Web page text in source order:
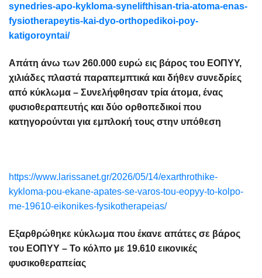
synedries-apo-kykloma-synelifthisan-tria-atoma-enas-
fysiotherapeytis-kai-dyo-orthopedikoi-poy-
katigoroyntai/
Απάτη άνω των 260.000 ευρώ εις βάρος του ΕΟΠΥΥ,
χιλιάδες πλαστά παραπεμπτικά και δήθεν συνεδρίες
από κύκλωμα – Συνελήφθησαν τρία άτομα, ένας
φυσιοθεραπευτής και δύο ορθοπεδικοί που
κατηγορούνται για εμπλοκή τους στην υπόθεση
https://www.larissanet.gr/2026/05/14/exarthrothike-
kykloma-pou-ekane-apates-se-varos-tou-eopyy-to-kolpo-
me-19610-eikonikes-fysikotherapeias/
Εξαρθρώθηκε κύκλωμα που έκανε απάτες σε βάρος
του ΕΟΠΥΥ – Το κόλπο με 19.610 εικονικές
φυσικοθεραπείας